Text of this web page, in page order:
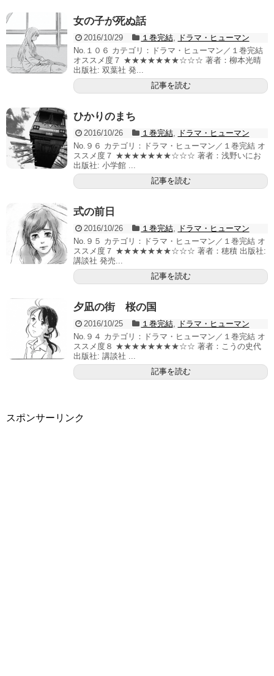
女の子が死ぬ話
2016/10/29 １巻完結, ドラマ・ヒューマン
No.１０６ カテゴリ：ドラマ・ヒューマン／１巻完結
オススメ度７ ★★★★★★★☆☆☆ 著者：柳本光晴
出版社: 双葉社 発...
記事を読む
ひかりのまち
2016/10/26 １巻完結, ドラマ・ヒューマン
No.９６ カテゴリ：ドラマ・ヒューマン／１巻完結 オ
ススメ度７ ★★★★★★★☆☆☆ 著者：浅野いにお
出版社: 小学館 ...
記事を読む
式の前日
2016/10/26 １巻完結, ドラマ・ヒューマン
No.９５ カテゴリ：ドラマ・ヒューマン／１巻完結 オ
ススメ度７ ★★★★★★★☆☆☆ 著者：穂積 出版社:
講談社 発売...
記事を読む
夕凪の街 桜の国
2016/10/25 １巻完結, ドラマ・ヒューマン
No.９４ カテゴリ：ドラマ・ヒューマン／１巻完結 オ
ススメ度８ ★★★★★★★★☆☆ 著者：こうの史代
出版社: 講談社 ...
記事を読む
スポンサーリンク